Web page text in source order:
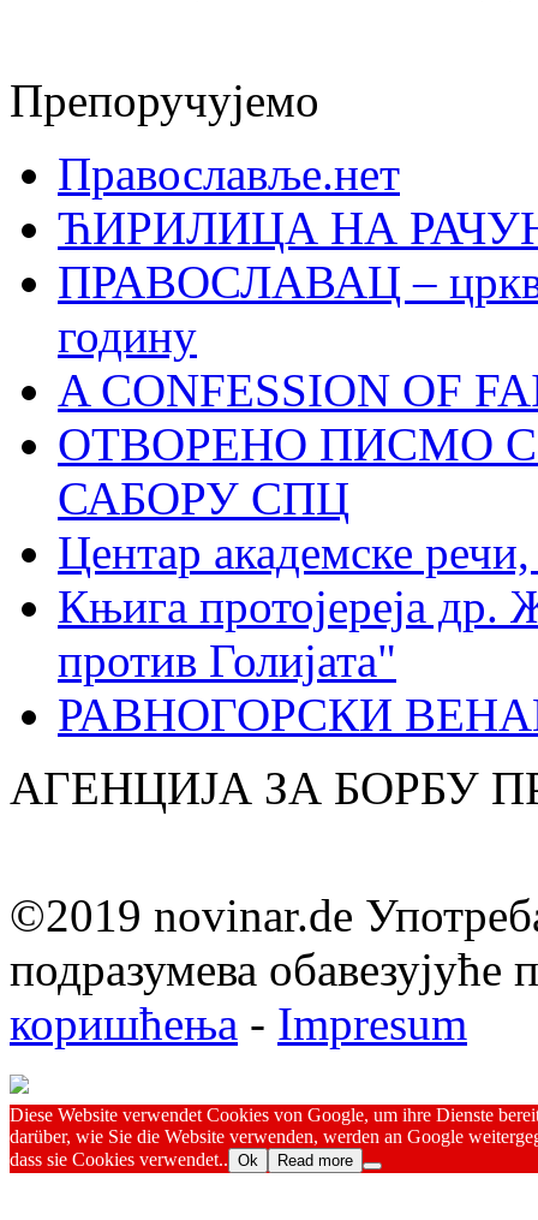
Препоручујемо
Православље.нет
ЋИРИЛИЦА НА
ПРАВОСЛАВАЦ –
годину
A CONFESSION OF
ОТВОРЕНО ПИСМО
САБОРУ СПЦ
Центар академске
Књига протојереја др.
против Голијата"
РАВНОГОРСКИ
АГЕНЦИЈА ЗА БОРБУ
©2019 novinar.de
подразумева обавезујуће
коришћења - Impresum
Diese Website verwendet Cookies von Google, um ihre Dienste
darüber, wie Sie die Website verwenden, werden an Google
dass sie Cookies verwendet.. Ok Read more